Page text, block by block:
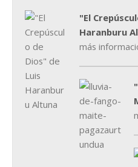
"El
Haranburu
más